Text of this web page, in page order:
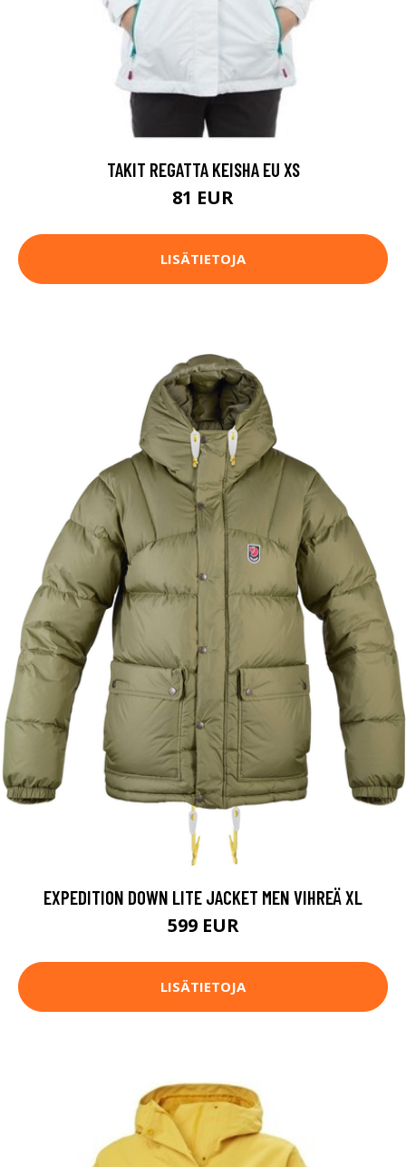
TAKIT REGATTA KEISHA EU XS
81 EUR
LISÄTIETOJA
EXPEDITION DOWN LITE JACKET MEN VIHREÄ XL
599 EUR
LISÄTIETOJA